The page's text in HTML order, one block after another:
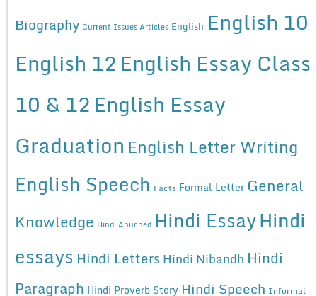
Biography Current Issues Articles English English 10
English 12English Essay Class
10 & 12English Essay
Graduation English Letter Writing
English Speech Facts Formal Letter General
Knowledge Hindi Anuched Hindi EssayHindi
essays Hindi Letters Hindi Nibandh Hindi
Paragraph Hindi Proverb Story Hindi Speech Informal